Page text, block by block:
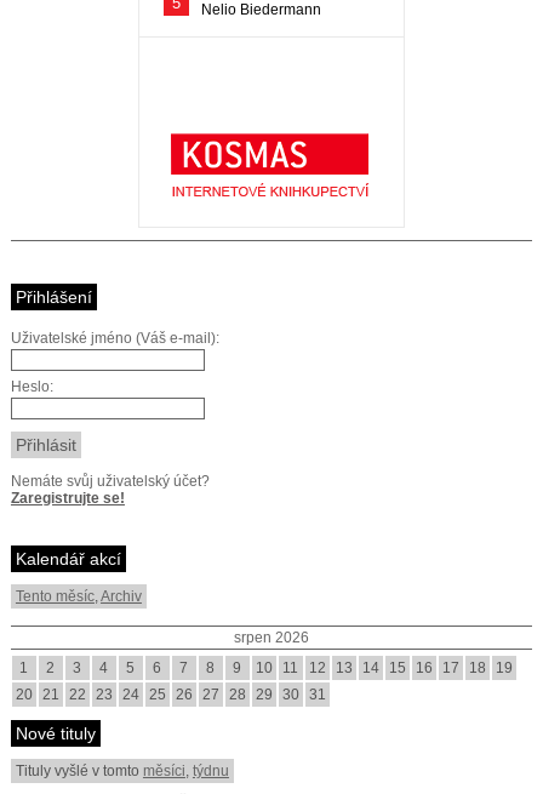
Přihlášení
Uživatelské jméno (Váš e-mail):
Heslo:
Nemáte svůj uživatelský účet?
Zaregistrujte se!
Kalendář akcí
Tento měsíc,Archiv
srpen 2026
1
2 3 4 5 6 7 8 9 10 11 12 13 14 15 16 17 18
19
20 21 22 23 24 25 26 27 28 29 30 31
Nové tituly
Tituly vyšlé v tomto měsíci, týdnu